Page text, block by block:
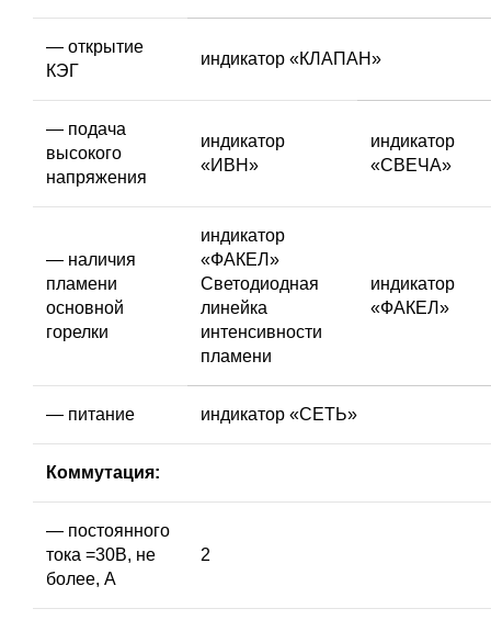
— открытие
КЭГ
индикатор «КЛАПАН»
— подача
высокого
напряжения
индикатор
«ИВН»
индикатор
«СВЕЧА»
— наличия
пламени
основной
горелки
индикатор
«ФАКЕЛ»
Светодиодная
линейка
интенсивности
пламени
индикатор
«ФАКЕЛ»
— питание индикатор «СЕТЬ»
Коммутация:
— постоянного
тока =30В, не
более, А
2